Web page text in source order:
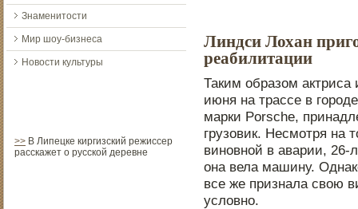
Знаменитости
Мир шоу-бизнеса
Новости культуры
>> В Липецке киргизский режиссер
расскажет о русской деревне
Линдси Лохан
реабилитации
Таким образом
июня на трассе в
марки Porsche,
грузовик. Несмотря на
виновной в аварии, 26-
она вела машину.
все же признала свою
условно.